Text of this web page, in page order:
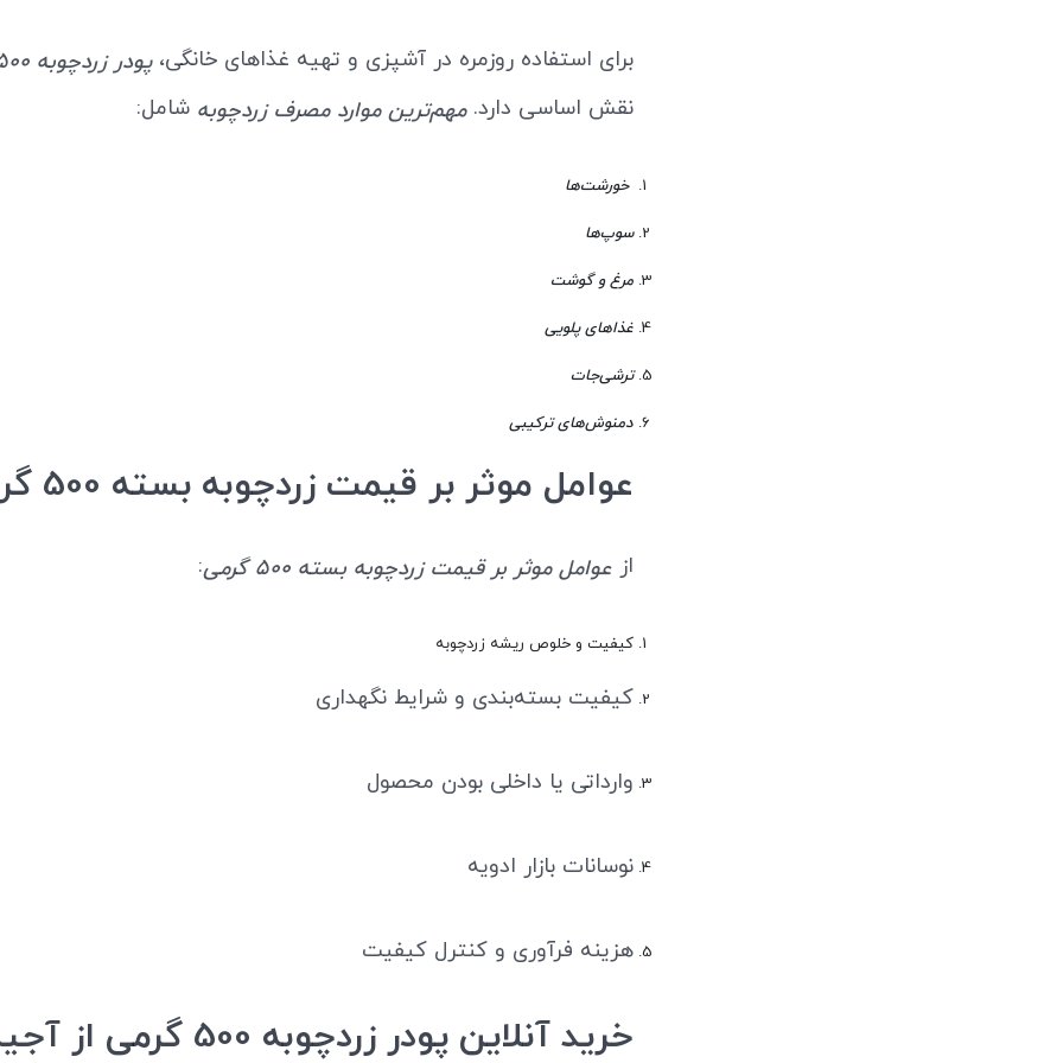
برای استفاده روزمره در آشپزی و تهیه غذاهای خانگی،پودر زردچوبه 500 گرمی
نقش اساسی دارد.مهم‌ترین موارد مصرف زردچوبه شامل:
خورشت‌ها
سوپ‌ها
مرغ و گوشت
غذاهای پلویی
ترشی‌جات
دمنوش‌های ترکیبی
عوامل موثر بر قیمت زردچوبه بسته 500 گرمی
از عوامل موثر بر قیمت زردچوبه بسته 500 گرمی :
کیفیت و خلوص ریشه زردچوبه
کیفیت بسته‌بندی و شرایط نگهداری
وارداتی یا داخلی بودن محصول
نوسانات بازار ادویه
هزینه فرآوری و کنترل کیفیت
خرید آنلاین پودر زردچوبه 500 گرمی از آجیل چی